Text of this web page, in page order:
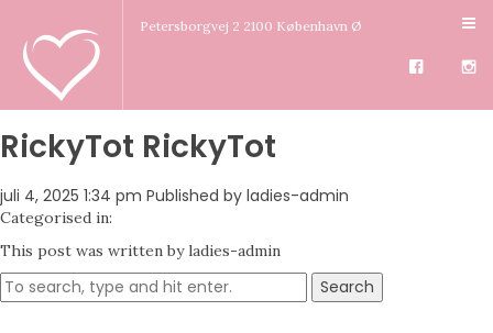
Petersborgvej 2 2100 København Ø
RickyTot RickyTot
juli 4, 2025 1:34 pm Published by ladies-admin
Categorised in:
This post was written by ladies-admin
Search